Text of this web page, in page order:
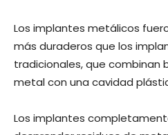
Los implantes metálicos
más duraderos que los
tradicionales, que combinan
metal con una cavidad
Los implantes